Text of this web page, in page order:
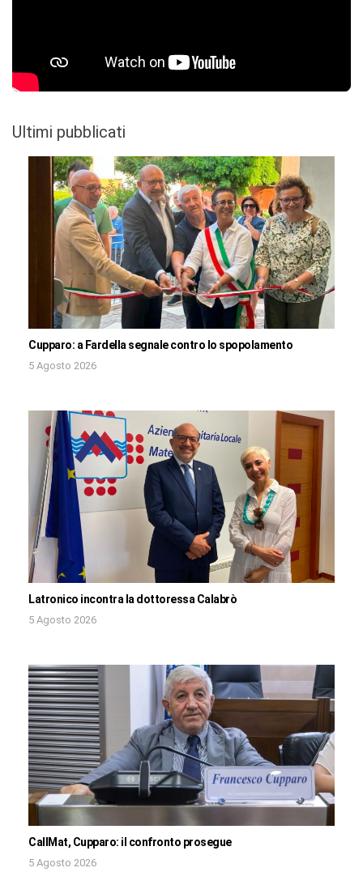
Ultimi pubblicati
Cupparo: a Fardella segnale contro lo spopolamento
5 Agosto 2026
Latronico incontra la dottoressa Calabrò
5 Agosto 2026
CallMat, Cupparo: il confronto prosegue
5 Agosto 2026